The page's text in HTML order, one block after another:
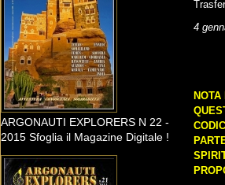
4
NOTA
ARGONAUTI EXPLORERS N 22 -
2015 Sfoglia il Magazine Digitale !